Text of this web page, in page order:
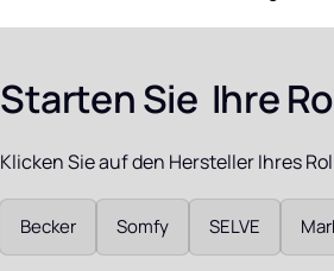
Starten Sie  Ihre
Klicken Sie auf den Hersteller Ihres
Becker Somfy SELVE
Somfy